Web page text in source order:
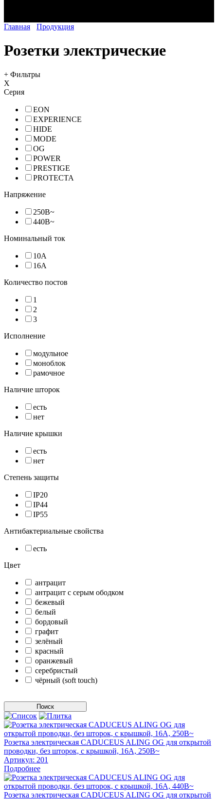
Главная Продукция
Розетки электрические
+ Фильтры
Х
Серия
EON
EXPERIENCE
HIDE
MODE
OG
POWER
PRESTIGE
PROTECTA
Напряжение
250В~
440В~
Номинальный ток
10А
16А
Количество постов
1
2
3
Исполнение
модульное
моноблок
рамочное
Наличие шторок
есть
нет
Наличие крышки
есть
нет
Степень защиты
IP20
IP44
IP55
Антибактериальные свойства
есть
Цвет
антрацит
антрацит с серым ободком
бежевый
белый
бордовый
графит
зелёный
красный
оранжевый
серебристый
чёрный (soft touch)
Розетка электрическая CADUCEUS ALING OG для открытой
проводки, без шторок, с крышкой, 16А, 250В~
Артикул: 201
Подробнее
Розетка электрическая CADUCEUS ALING OG для открытой